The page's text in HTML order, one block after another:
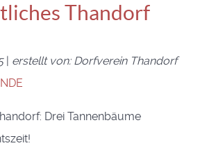
Thandorf
erstellt von: Dorfverein Thandorf
Drei Tannenbäume